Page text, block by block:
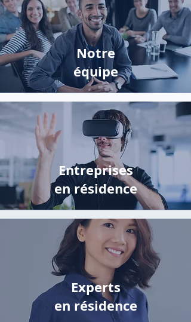
Notre
équipe
Entreprises
en résidence
Experts
en résidence